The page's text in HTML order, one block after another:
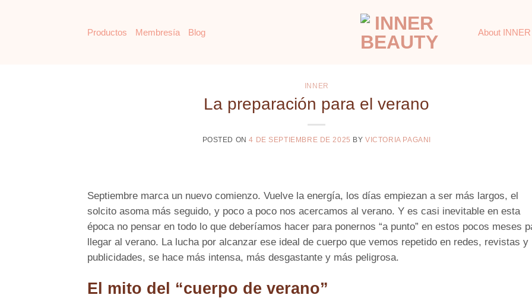
Productos Membresía Blog About INNER
INNER
La preparación para el verano
POSTED ON4 DE SEPTIEMBRE DE 2025 BYVICTORIA PAGANI
Septiembre marca un nuevo comienzo. Vuelve la energía, los días empiezan a ser más largos, el
solcito asoma más seguido, y poco a poco nos acercamos al verano. Y es casi inevitable en esta
época no pensar en todo lo que deberíamos hacer para ponernos “a punto” en estos pocos meses
llegar al verano. La lucha por alcanzar ese ideal de cuerpo que vemos repetido en redes, revistas y
publicidades, se hace más intensa, más desgastante y más peligrosa.
El mito del “cuerpo de verano”